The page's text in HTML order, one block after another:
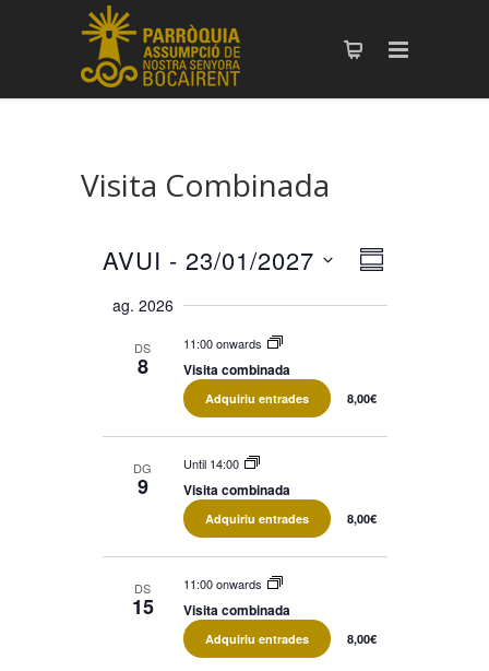
Visita Combinada
Vistes
de
Navegació
SUMMARY
AVUI - 23/01/2027
date.
ag. 2026
DS
8
11:00 onwards
Visita combinada
Adquiriu entrades 8,00€
DG
9
Until 14:00
Visita combinada
Adquiriu entrades 8,00€
DS
15
11:00 onwards
Visita combinada
Adquiriu entrades 8,00€